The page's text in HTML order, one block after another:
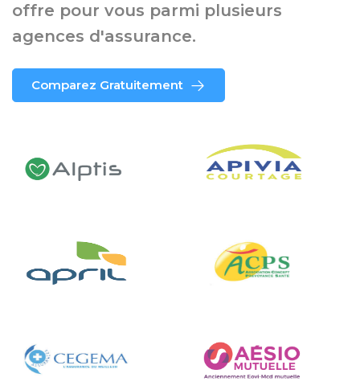
offre pour vous parmi plusieurs
agences d'assurance.
Comparez Gratuitement